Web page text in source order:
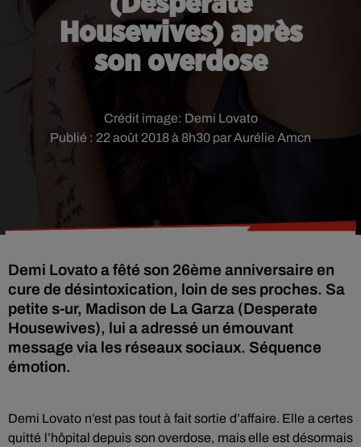
Housewives) après
son overdose
Publié : 22 août 2018 à 8h30 par Aurélie Amcn
Crédit image: Demi Lovato
Demi Lovato a fêté son 26ème anniversaire en
cure de désintoxication, loin de ses proches. Sa
petite s-ur, Madison de La Garza (Desperate
Housewives), lui a adressé un émouvant
message via les réseaux sociaux. Séquence
émotion.
Demi Lovato n’est pas tout à fait sortie d’affaire. Elle a certes
quitté l’hôpital depuis son overdose, mais elle est désormais